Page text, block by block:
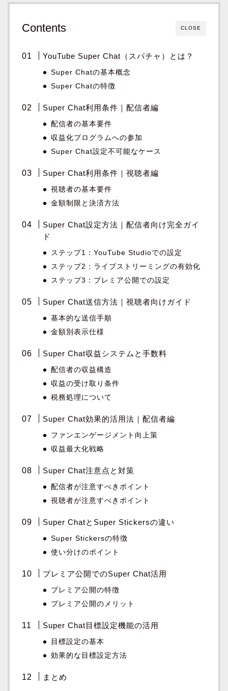
CLOSE
Contents
YouTube Super Chat（スパチャ）とは？
Super Chatの基本概念
Super Chatの特徴
Super Chat利用条件｜配信者編
配信者の基本要件
収益化プログラムへの参加
Super Chat設定不可能なケース
Super Chat利用条件｜視聴者編
視聴者の基本要件
金額制限と決済方法
Super Chat設定方法｜配信者向け完全ガイ
ド
ステップ1：YouTube Studioでの設定
ステップ2：ライブストリーミングの有効化
ステップ3：プレミア公開での設定
Super Chat送信方法｜視聴者向けガイド
基本的な送信手順
金額別表示仕様
Super Chat収益システムと手数料
配信者の収益構造
収益の受け取り条件
税務処理について
Super Chat効果的活用法｜配信者編
ファンエンゲージメント向上策
収益最大化戦略
Super Chat注意点と対策
配信者が注意すべきポイント
視聴者が注意すべきポイント
Super ChatとSuper Stickersの違い
Super Stickersの特徴
使い分けのポイント
プレミア公開でのSuper Chat活用
プレミア公開の特徴
プレミア公開のメリット
Super Chat目標設定機能の活用
目標設定の基本
効果的な目標設定方法
まとめ